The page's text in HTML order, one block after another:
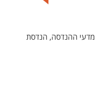
מדעי ההנדסה, הנדסת